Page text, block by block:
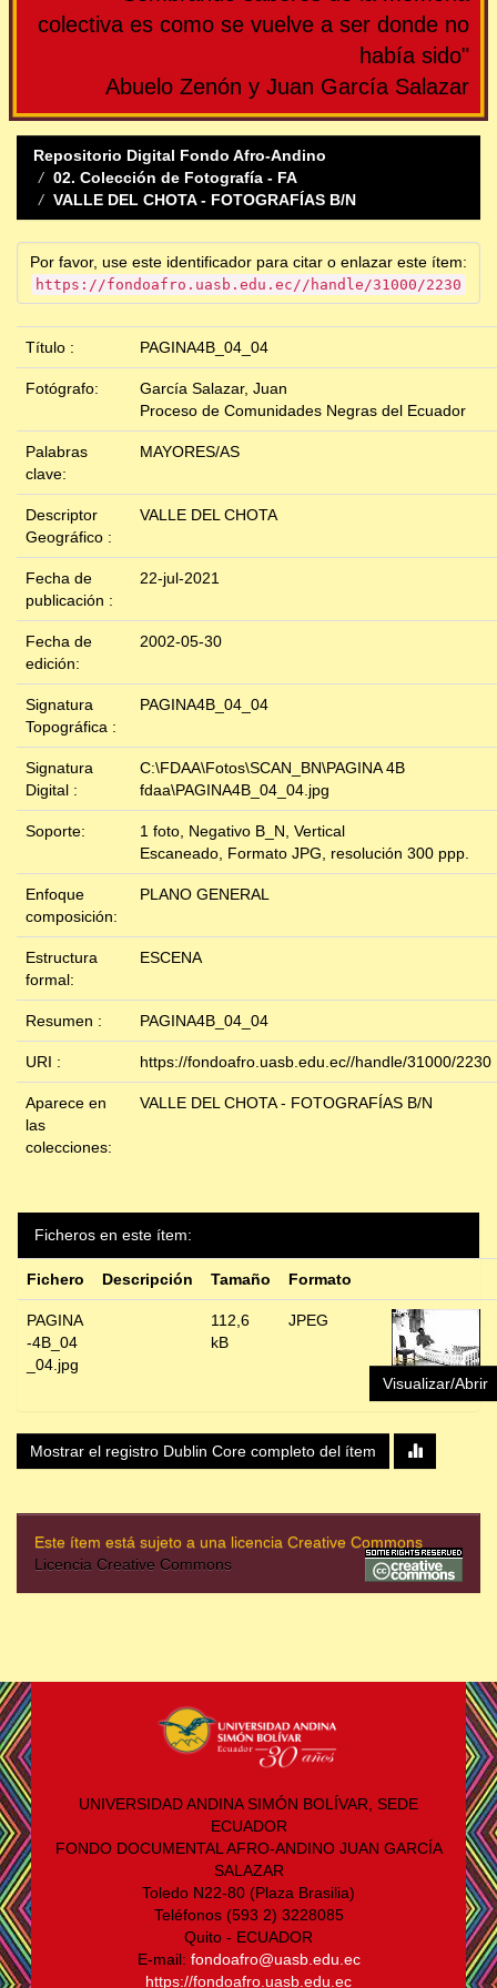
colectiva es como se vuelve a ser donde no
había sido"
Abuelo Zenón y Juan García Salazar
Repositorio Digital Fondo Afro-Andino
02. Colección de Fotografía - FA
VALLE DEL CHOTA - FOTOGRAFÍAS B/N
Por favor, use este identificador para citar o enlazar este ítem:
https://fondoafro.uasb.edu.ec//handle/31000/2230
Título : PAGINA4B_04_04
Fotógrafo:
García Salazar, Juan
Proceso de Comunidades Negras del Ecuador
Palabras
clave:
MAYORES/AS
Descriptor
Geográfico :
VALLE DEL CHOTA
Fecha de
publicación :
22-jul-2021
Fecha de
edición:
2002-05-30
Signatura
Topográfica :
PAGINA4B_04_04
Signatura
Digital :
C:\FDAA\Fotos\SCAN_BN\PAGINA 4B
fdaa\PAGINA4B_04_04.jpg
Soporte:
1 foto, Negativo B_N, Vertical
Escaneado, Formato JPG, resolución 300 ppp.
Enfoque
composición:
PLANO GENERAL
Estructura
formal:
ESCENA
Resumen : PAGINA4B_04_04
URI : https://fondoafro.uasb.edu.ec//handle/31000/2230
Aparece en
las
colecciones:
VALLE DEL CHOTA - FOTOGRAFÍAS B/N
Ficheros en este ítem:
Fichero Descripción Tamaño Formato
PAGINA
-4B_04
_04.jpg
112,6
kB
JPEG
Visualizar/Abrir
Mostrar el registro Dublin Core completo del ítem
Este ítem está sujeto a una licencia Creative Commons
Licencia Creative Commons
UNIVERSIDAD ANDINA SIMÓN BOLÍVAR, SEDE
ECUADOR
FONDO DOCUMENTAL AFRO-ANDINO JUAN GARCÍA
SALAZAR
Toledo N22-80 (Plaza Brasilia)
Teléfonos (593 2) 3228085
Quito - ECUADOR
E-mail: fondoafro@uasb.edu.ec
https://fondoafro.uasb.edu.ec